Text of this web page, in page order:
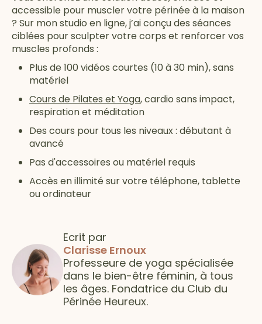
accessible pour muscler votre périnée à la maison
? Sur mon studio en ligne, j’ai conçu des séances
ciblées pour sculpter votre corps et renforcer vos
muscles profonds :
Plus de 100 vidéos courtes (10 à 30 min), sans
matériel
Cours de Pilates et Yoga, cardio sans impact,
respiration et méditation
Des cours pour tous les niveaux : débutant à
avancé
Pas d'accessoires ou matériel requis
Accès en illimité sur votre téléphone, tablette
ou ordinateur
Ecrit par
Clarisse Ernoux
Professeure de yoga spécialisée
dans le bien-être féminin, à tous
les âges. Fondatrice du Club du
Périnée Heureux.